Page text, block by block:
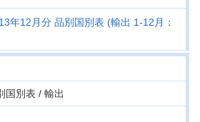
年12月分 品別国別表 (輸出 1-12月：
国別表 / 輸出